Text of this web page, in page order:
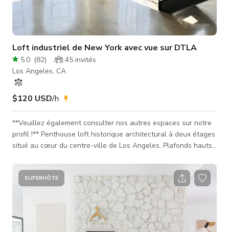
Loft industriel de New York avec vue sur DTLA
5.0 (82) 45 invités
Los Angeles, CA
$120 USD/h
**Veuillez également consulter nos autres espaces sur notre
profil !** Penthouse loft historique architectural à deux étages
situé au cœur du centre-ville de Los Angeles. Plafonds hauts,
sols et piliers en béton. Magnifiquement mis en valeur par des
couchers de soleil radieux et un ensoleillement toute la
journée qui le baignent d'une lueur chaude et dorée.
L'infrastructure industrielle du loft et ses intérieurs méticu
SUPERHÔTE